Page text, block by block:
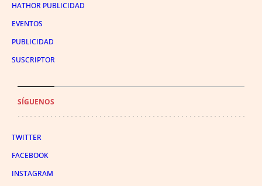
HATHOR PUBLICIDAD
EVENTOS
PUBLICIDAD
SUSCRIPTOR
SÍGUENOS
TWITTER
FACEBOOK
INSTAGRAM